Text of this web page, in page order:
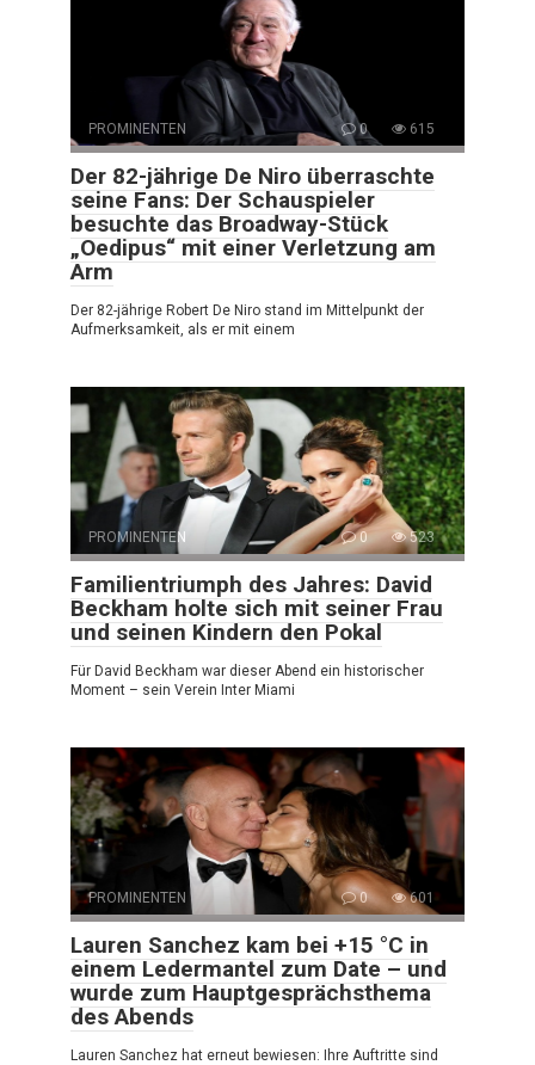
PROMINENTEN 0 615
Der 82-jährige De Niro überraschte
seine Fans: Der Schauspieler
besuchte das Broadway-Stück
„Oedipus“ mit einer Verletzung am
Arm
Der 82-jährige Robert De Niro stand im Mittelpunkt der
Aufmerksamkeit, als er mit einem
PROMINENTEN 0 523
Familientriumph des Jahres: David
Beckham holte sich mit seiner Frau
und seinen Kindern den Pokal
Für David Beckham war dieser Abend ein historischer
Moment – sein Verein Inter Miami
PROMINENTEN 0 601
Lauren Sanchez kam bei +15 °C in
einem Ledermantel zum Date – und
wurde zum Hauptgesprächsthema
des Abends
Lauren Sanchez hat erneut bewiesen: Ihre Auftritte sind